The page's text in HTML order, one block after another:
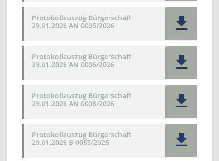
Protokollauszug Bürgerschaft
29.01.2026 AN 0005/2026
Protokollauszug Bürgerschaft
29.01.2026 AN 0006/2026
Protokollauszug Bürgerschaft
29.01.2026 AN 0008/2026
Protokollauszug Bürgerschaft
29.01.2026 B 0055/2025